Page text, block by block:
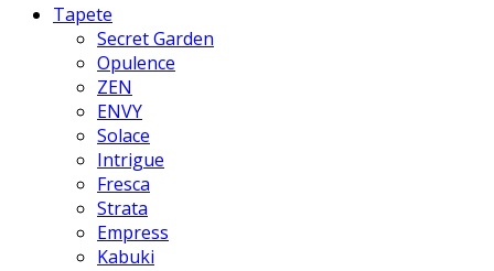
Tapete
Secret Garden
Opulence
ZEN
ENVY
Solace
Intrigue
Fresca
Strata
Empress
Kabuki